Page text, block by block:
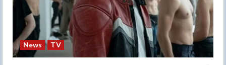
News TV